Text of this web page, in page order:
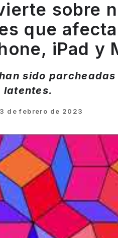
sobre
que
iPad y
sido
latentes.
de febrero de 2023